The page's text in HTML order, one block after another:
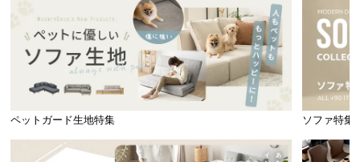
ペットガード生地特集 ソファ特集